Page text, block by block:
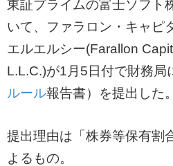
東証プライムの富士ソフト
いて、ファラロン・キャピ
エルエルシー(Farallon
L.L.C.)が1月5日付で財務局
ルール報告書）を提出した。
提出理由は「株券等保有割
よるもの。